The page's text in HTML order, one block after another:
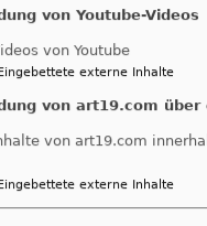
Werner
von Youtube-Videos
von Youtube
externe Inhalte
von art19.com über
von art19.com
externe Inhalte